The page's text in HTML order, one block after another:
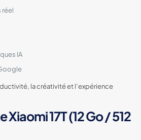
réel
IA
la créativité et l’expérience
17T (12 Go / 512